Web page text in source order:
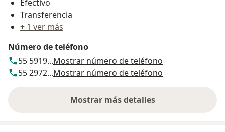
Efectivo
Transferencia
+ 1 ver más
Número de teléfono
55 5919...Mostrar número de teléfono
55 2972...Mostrar número de teléfono
Mostrar más detalles
sobre la dirección